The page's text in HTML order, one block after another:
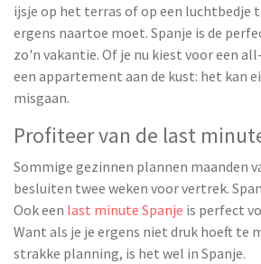
ijsje op het terras of op een luchtbedje
ergens naartoe moet. Spanje is de
zo'n vakantie. Of je nu kiest voor een
een appartement aan de kust: het kan
misgaan.
Profiteer van de last
Sommige gezinnen plannen maanden
besluiten twee weken voor vertrek.
Ook een last minute Spanje is perfect
Want als je je ergens niet druk hoeft te
strakke planning, is het wel in Spanje.